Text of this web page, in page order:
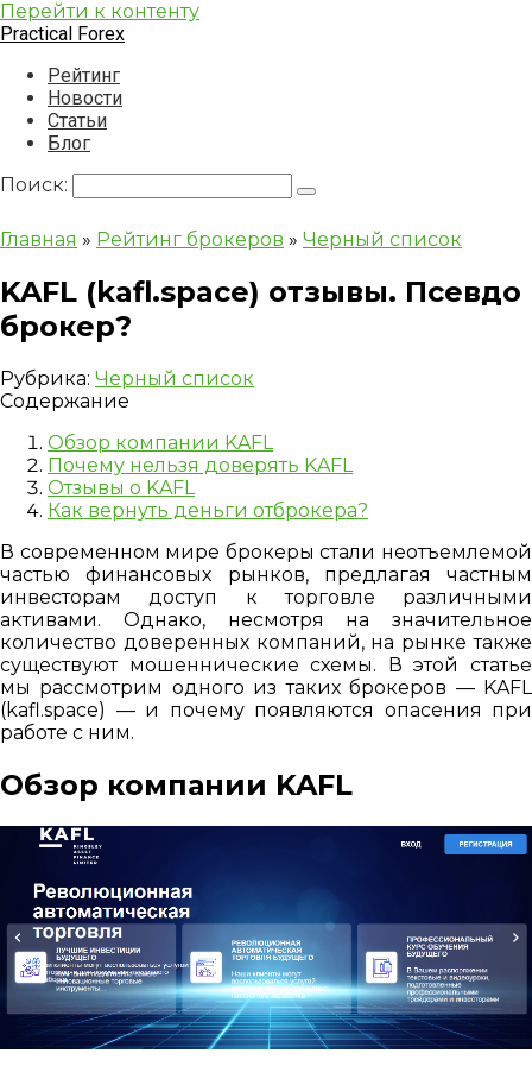
Перейти к контенту
Practical Forex
Рейтинг
Новости
Статьи
Блог
Поиск:
Главная » Рейтинг брокеров » Черный список
KAFL (kafl.space) отзывы. Псевдо
брокер?
Рубрика: Черный список
Содержание
Обзор компании KAFL
Почему нельзя доверять KAFL
Отзывы о KAFL
Как вернуть деньги отброкера?
В современном мире брокеры стали неотъемлемой
частью финансовых рынков, предлагая частным
инвесторам доступ к торговле различными
активами. Однако, несмотря на значительное
количество доверенных компаний, на рынке также
существуют мошеннические схемы. В этой статье
мы рассмотрим одного из таких брокеров — KAFL
(kafl.space) — и почему появляются опасения при
работе с ним.
Обзор компании KAFL